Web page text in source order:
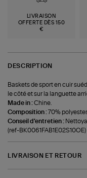
LIVRAISON
OFFERTE DÈS 150
€
DESCRIPTION
Baskets de sport en cuir
le côté et sur la languette
Made in :Chine.
Composition : 70%
Conseil d'entretien :
(ref-BK0061FAB1E02S10OE)
LIVRAISON ET RETOUR